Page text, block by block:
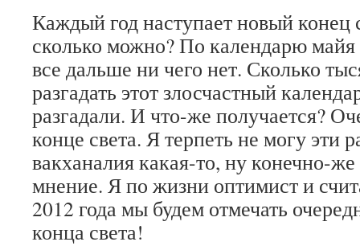
Каждый год наступает новый
сколько можно? По календарю майя
все дальше ни чего нет. Сколько
разгадать этот злосчастный
разгадали. И что-же получается?
конце света. Я терпеть не могу эти
вакханалия какая-то, ну конечно-
мнение. Я по жизни оптимист и
2012 года мы будем отмечать
конца света!